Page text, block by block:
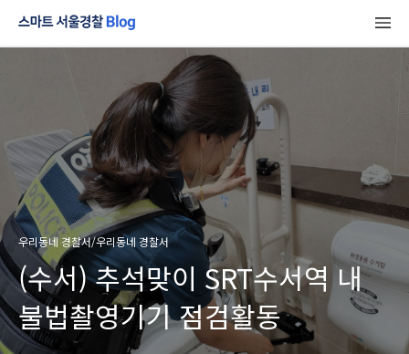
우리동네 경찰서/우리동네 경찰서
(수서) 추석맞이 SRT수서역 내
불법촬영기기 점검활동